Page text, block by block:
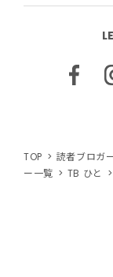
TOP 読者ブロガ
ー一覧
TB ひと